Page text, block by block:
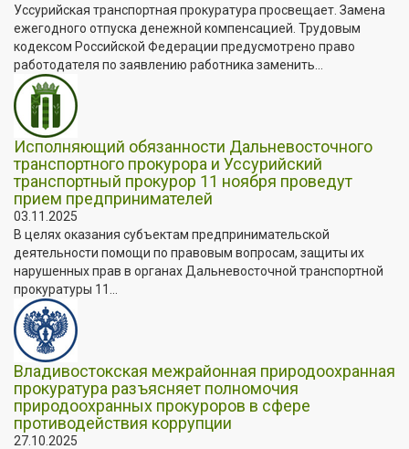
Уссурийская транспортная прокуратура просвещает. Замена
ежегодного отпуска денежной компенсацией. Трудовым
кодексом Российской Федерации предусмотрено право
работодателя по заявлению работника заменить...
Исполняющий обязанности Дальневосточного
транспортного прокурора и Уссурийский
транспортный прокурор 11 ноября проведут
прием предпринимателей
03.11.2025
В целях оказания субъектам предпринимательской
деятельности помощи по правовым вопросам, защиты их
нарушенных прав в органах Дальневосточной транспортной
прокуратуры 11...
Владивостокская межрайонная природоохранная
прокуратура разъясняет полномочия
природоохранных прокуроров в сфере
противодействия коррупции
27.10.2025